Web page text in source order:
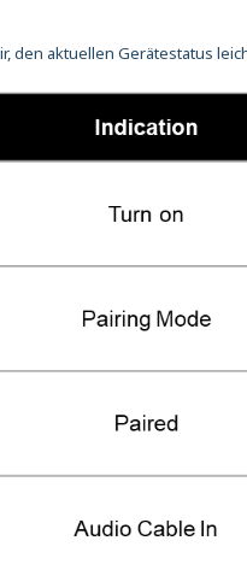
den aktuellen Gerätestatus